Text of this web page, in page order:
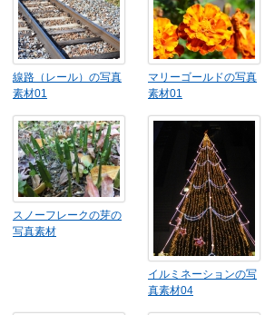
線路（レール）の写真
素材01
マリーゴールドの写真
素材01
スノーフレークの芽の
写真素材
イルミネーションの写
真素材04